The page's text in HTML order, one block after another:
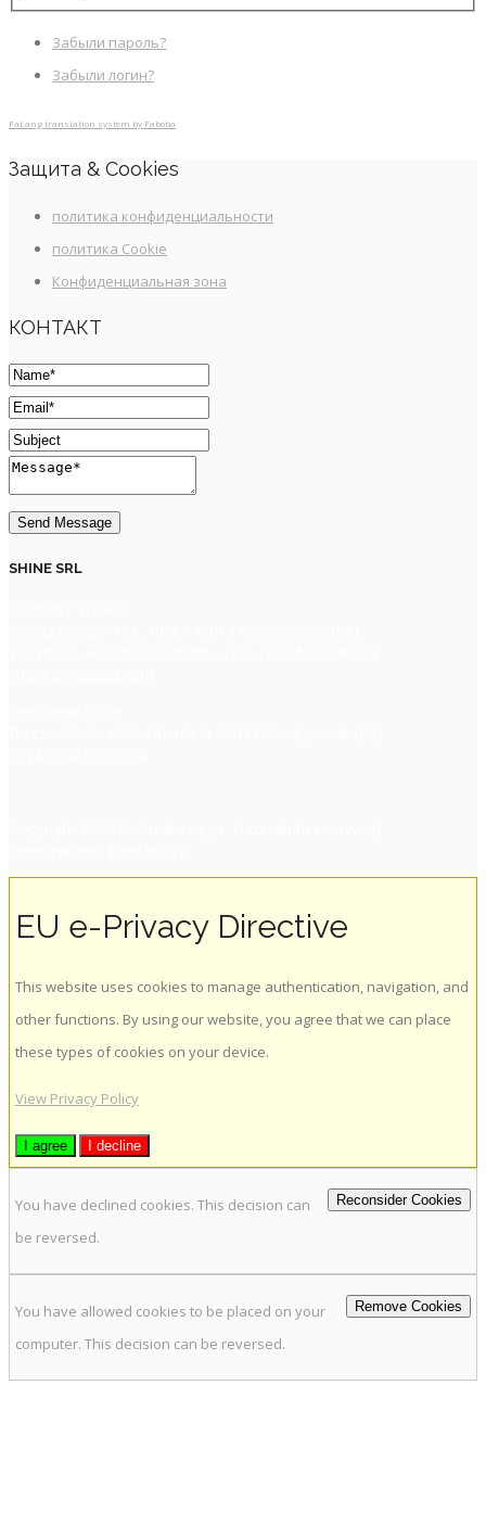
Забыли пароль?
Забыли логин?
FaLang translation system by Faboba
Защита & Cookies
политика конфиденциальности
политика Cookie
Конфиденциальная зона
КОНТАКТ
SHINE SRL
EU e-Privacy Directive
This website uses cookies to manage authentication, navigation, and
other functions. By using our website, you agree that we can place
these types of cookies on your device.
View Privacy Policy
I agree I decline
Reconsider Cookies
You have declined cookies. This decision can
be reversed.
Remove Cookies
You have allowed cookies to be placed on your
computer. This decision can be reversed.